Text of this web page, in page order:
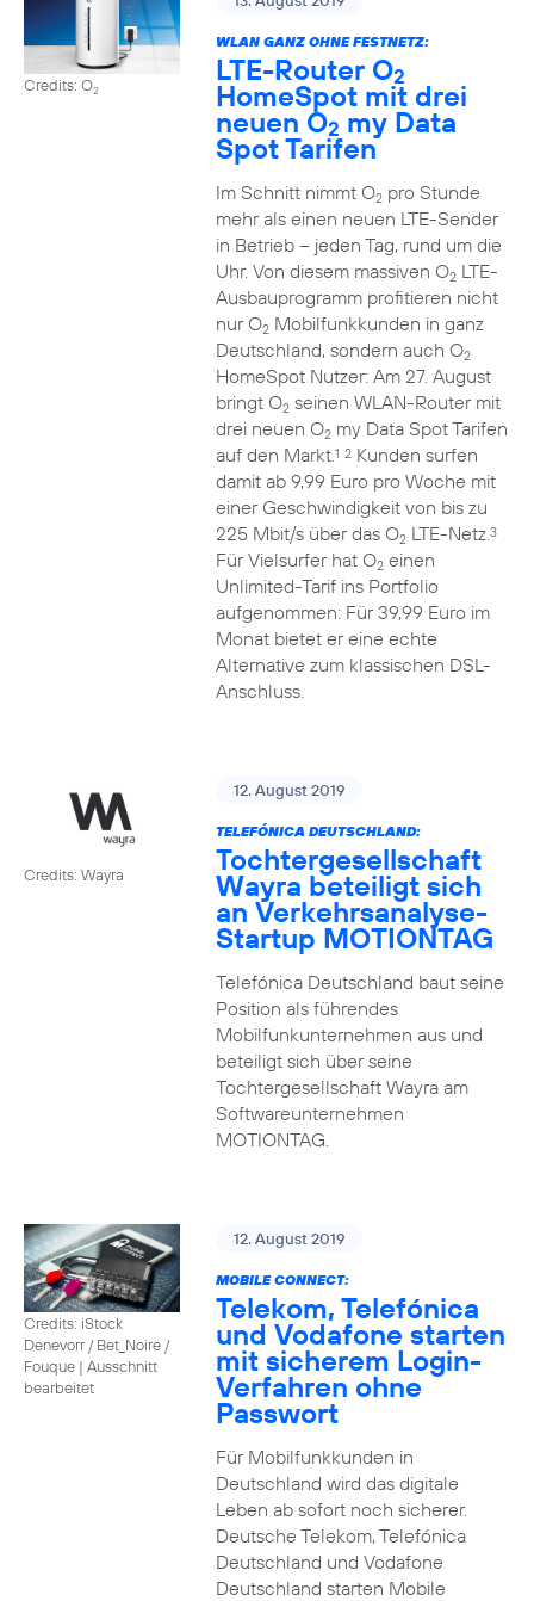
Credits: O2
WLAN GANZ OHNE FESTNETZ:
LTE-Router O2
HomeSpot mit drei
neuen O2 my Data
Spot Tarifen
Im Schnitt nimmt O2pro Stunde
mehr als einen neuen LTE-Sender
in Betrieb – jeden Tag, rund um die
Uhr. Von diesem massiven O2LTE-
Ausbauprogramm profitieren nicht
nur O2Mobilfunkkunden in ganz
Deutschland, sondern auch O2
HomeSpot Nutzer: Am 27. August
bringt O2seinen WLAN-Router mit
drei neuen O2my Data Spot Tarifen
auf den Markt.1 2Kunden surfen
damit ab 9,99 Euro pro Woche mit
einer Geschwindigkeit von bis zu
225 Mbit/s über das O2LTE-Netz.3
Für Vielsurfer hat O2einen
Unlimited-Tarif ins Portfolio
aufgenommen: Für 39,99 Euro im
Monat bietet er eine echte
Alternative zum klassischen DSL-
Anschluss.
Credits: Wayra
12. August 2019
TELEFÓNICA DEUTSCHLAND:
Tochtergesellschaft
Wayra beteiligt sich
an Verkehrsanalyse-
Startup MOTIONTAG
Telefónica Deutschland baut seine
Position als führendes
Mobilfunkunternehmen aus und
beteiligt sich über seine
Tochtergesellschaft Wayra am
Softwareunternehmen
MOTIONTAG.
Credits: iStock
Denevorr / Bet_Noire /
Fouque | Ausschnitt
bearbeitet
12. August 2019
MOBILE CONNECT:
Telekom, Telefónica
und Vodafone starten
mit sicherem Login-
Verfahren ohne
Passwort
Für Mobilfunkkunden in
Deutschland wird das digitale
Leben ab sofort noch sicherer.
Deutsche Telekom, Telefónica
Deutschland und Vodafone
Deutschland starten Mobile